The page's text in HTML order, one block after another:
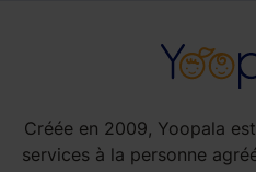
Créée en 2009, Yoopala
services à la personne